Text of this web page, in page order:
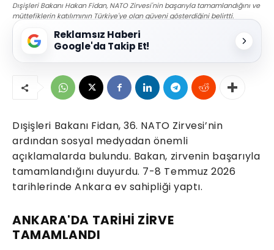
Dışişleri Bakanı Hakan Fidan, NATO Zirvesi'nin başarıyla tamamlandığını ve
müttefiklerin katılımının Türkiye'ye olan güveni gösterdiğini belirtti.
Reklamsız Haberi
Google'da Takip Et!
Dışişleri Bakanı Fidan, 36. NATO Zirvesi’nin
ardından sosyal medyadan önemli
açıklamalarda bulundu. Bakan, zirvenin başarıyla
tamamlandığını duyurdu. 7-8 Temmuz 2026
tarihlerinde Ankara ev sahipliği yaptı.
ANKARA'DA TARİHİ ZİRVE
TAMAMLANDI